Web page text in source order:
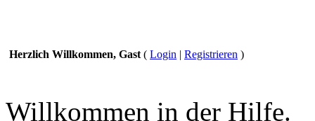
Herzlich Willkommen, Gast ( Login | Registrieren )
Willkommen in der Hilfe.